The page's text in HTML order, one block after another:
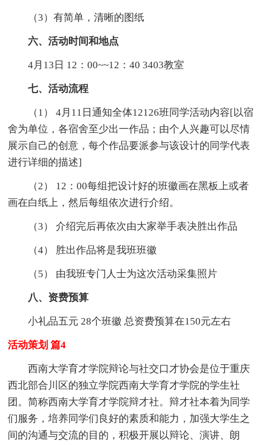
（3）有简单，清晰的图纸
六、活动时间和地点
4月13日 12：00~~12：40 3403教室
七、活动流程
（1） 4月11日通知全体12126班同学活动内容[以宿
舍为单位，各宿舍至少出一作品；由个人兴趣可以尽情
展示自己的创意，每个作品要派参与该设计的同学代表
进行详细的描述]
（2） 12：00每组把设计好的班徽画在黑板上或者
画在白纸上，然后每组依次进行介绍。
（3） 介绍完后再依次由大家举手表决胜出作品
（4） 胜出作品将是我班班徽
（5） 由我班专门人士为这次活动采集照片
八、资费预算
小礼品五元 28个班徽 总资费预算在150元左右
活动策划 篇4
西南大学育才学院辩论与社交口才协会是位于重庆
西北部合川区的独立学院西南大学育才学院的学生社
团。简称西南大学育才学院辩才社。辩才社本着为同学
们服务，培养同学们良好的素质和能力，加强大学生之
间的沟通与交流的目的，积极开展以辩论、演讲、朗